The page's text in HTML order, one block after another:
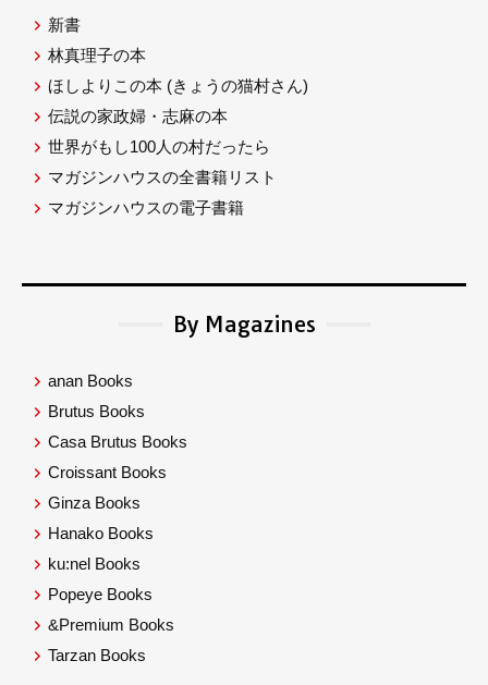
新書
林真理子の本
ほしよりこの本 (きょうの猫村さん)
伝説の家政婦・志麻の本
世界がもし100人の村だったら
マガジンハウスの全書籍リスト
マガジンハウスの電子書籍
By Magazines
anan Books
Brutus Books
Casa Brutus Books
Croissant Books
Ginza Books
Hanako Books
ku:nel Books
Popeye Books
&Premium Books
Tarzan Books